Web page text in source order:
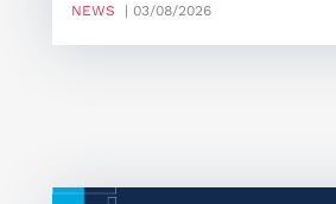
NEWS | 03/08/2026